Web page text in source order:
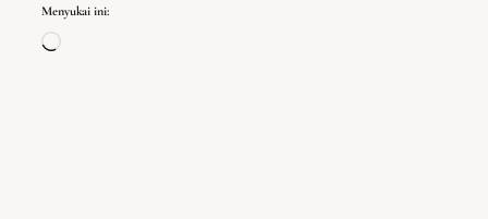
Menyukai ini:
Memuat...